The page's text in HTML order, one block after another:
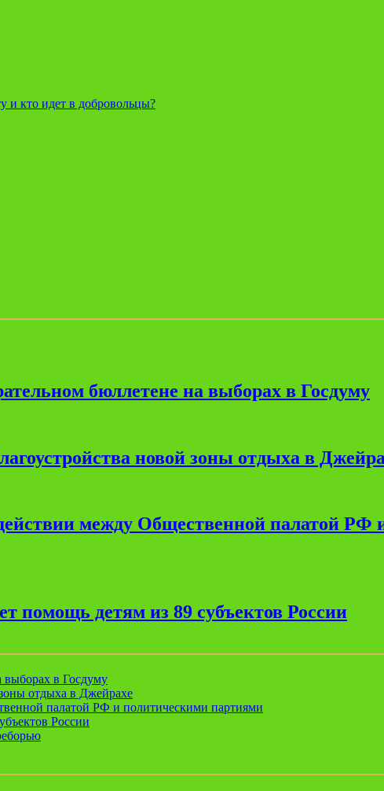
и кто идет в добровольцы?
бюллетене на выборах в Госдуму
новой зоны отдыха в
между Общественной палатой РФ
помощь детям из 89 субъектов России
выборах в Госдуму
отдыха в Джейрахе
палатой РФ и политическими партиями
России